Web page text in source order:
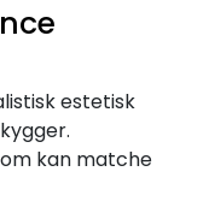
estetisk
kan matche